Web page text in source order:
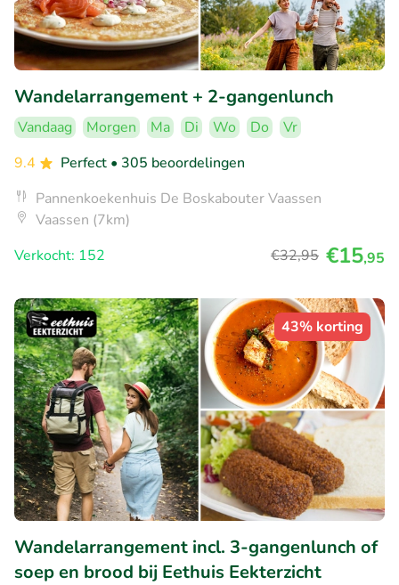
Wandelarrangement + 2-gangenlunch
Vandaag Morgen Ma Di Wo Do
Vr
9.4
Perfect • 305 beoordelingen
Pannenkoekenhuis De Boskabouter Vaassen
Vaassen (7km)
Verkocht: 152
€32,95 €15,95
43% korting
Wandelarrangement incl. 3-gangenlunch of
soep en brood bij Eethuis Eekterzicht